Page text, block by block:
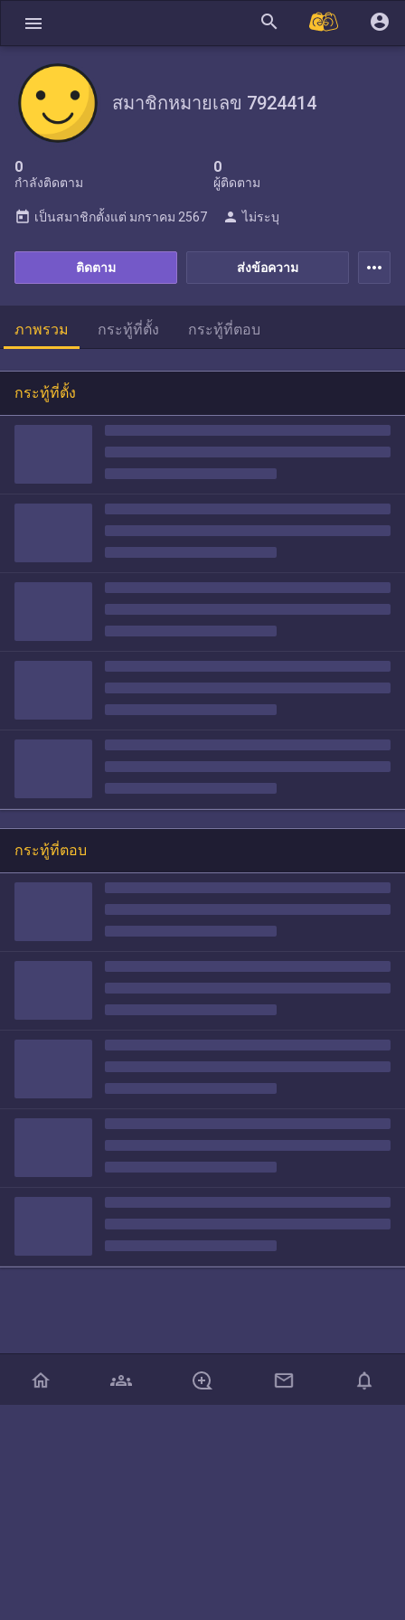
menu search account_circle
สมาชิกหมายเลข 7924414
0
กำลังติดตาม
0
ผู้ติดตาม
ส่งข้อความ
ติดตาม
today เป็นสมาชิกตั้งแต่ มกราคม 2567 person ไม่ระบุ
more_horiz
ภาพรวม กระทู้ที่ตั้ง กระทู้ที่ตอบ
กระทู้ที่ตั้ง
กระทู้ที่ตอบ